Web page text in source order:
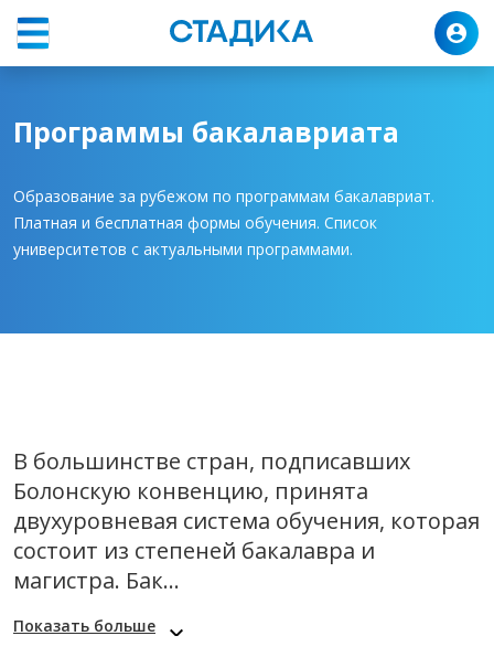
Программы Бакалавриат
Программы бакалавриата
Образование за рубежом по программам бакалавриат.
Платная и бесплатная формы обучения. Список
университетов с актуальными программами.
В большинстве стран, подписавших
Болонскую конвенцию, принята
двухуровневая система обучения, которая
состоит из степеней бакалавра и
магистра. Бак...
Показать больше